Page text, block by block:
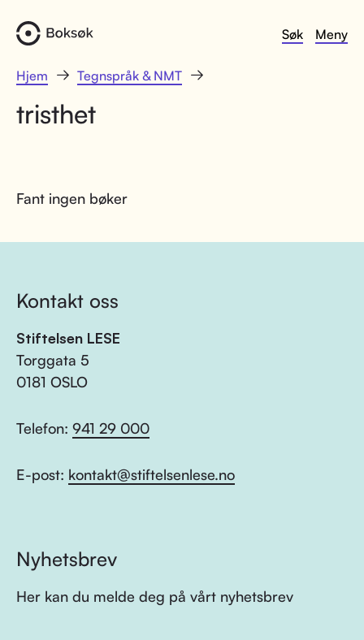
Søk Meny
Hjem Tegnspråk & NMT
tristhet
Fant ingen bøker
Kontakt oss
Stiftelsen LESE
Torggata 5
0181 OSLO
Telefon: 941 29 000
E-post: kontakt@stiftelsenlese.no
Nyhetsbrev
Her kan du melde deg på vårt nyhetsbrev